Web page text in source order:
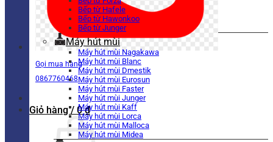
Gọi mua hàng
0867760468
Giỏ hàng / 0₫
Bếp từ Hafele
Bếp từ Hawonkoo
Bếp từ Junger
Máy hút mùi
Máy hút mùi Nagakawa
Máy hút mùi Blanc
Máy hút mùi Dmestik
Máy hút mùi Eurosun
Máy hút mùi Faster
Máy hút mùi Junger
Máy hút mùi Kaff
Máy hút mùi Lorca
Máy hút mùi Malloca
Máy hút mùi Midea